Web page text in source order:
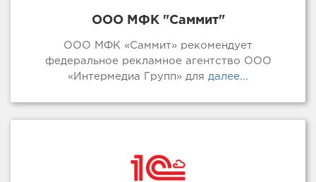
ООО МФК "Саммит"
ООО МФК «Саммит» рекомендует
федеральное рекламное агентство ООО
«Интермедиа Групп» для далее...